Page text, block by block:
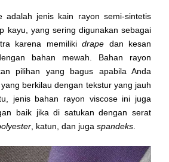
adalah jenis kain rayon semi-sintetis
kayu, yang sering digunakan sebagai
karena memilikidrape dan kesan
bahan mewah. Bahan rayon
pilihan yang bagus apabila Anda
berkilau dengan tekstur yang jauh
jenis bahan rayon viscose ini juga
baik jika di satukan dengan serat
, katun, dan juga spandeks